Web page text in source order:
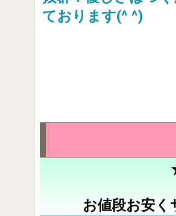
ております(^ ^)
お値段お安く